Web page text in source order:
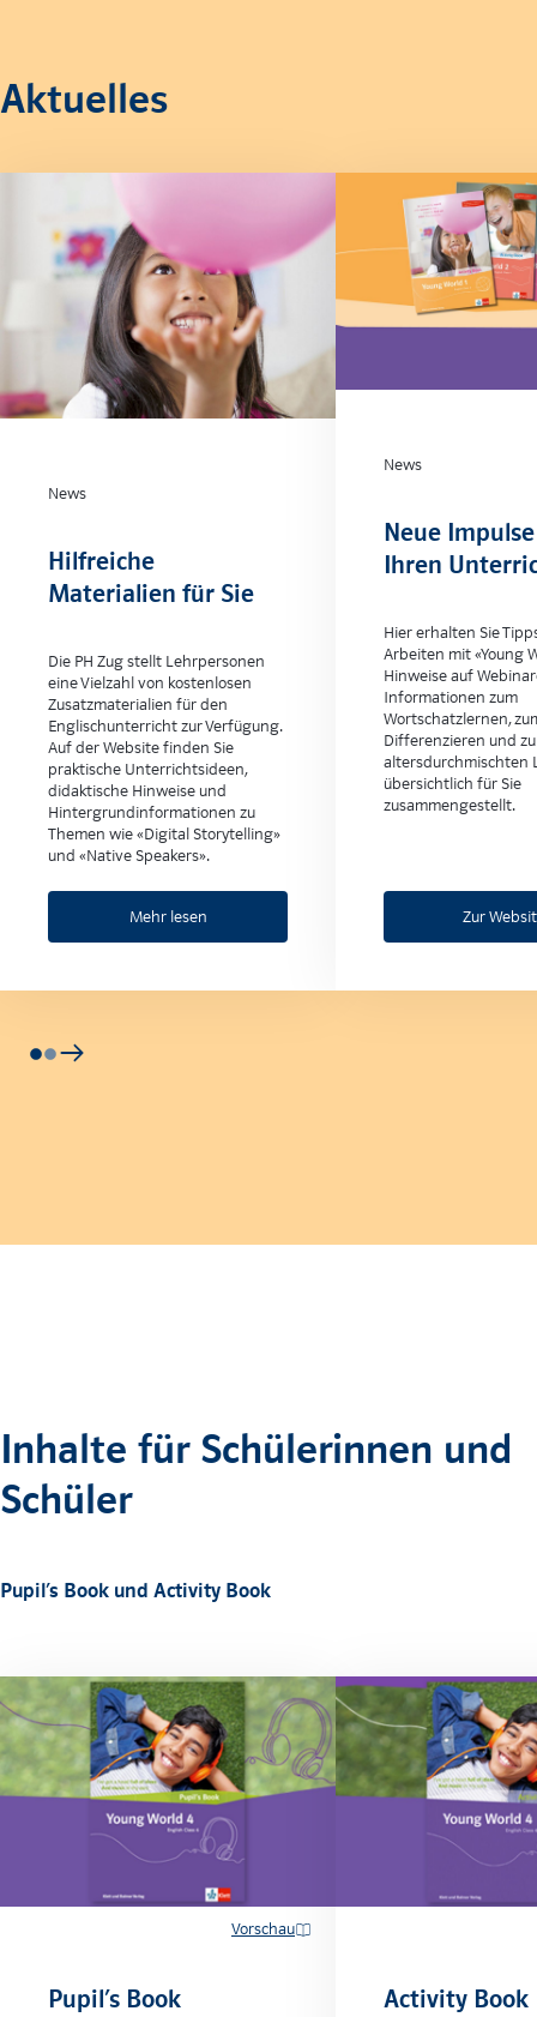
Aktuelles
News
Hilfreiche
Materialien für Sie
Die PH Zug stellt Lehrpersonen
eine Vielzahl von kostenlosen
Zusatzmaterialien für den
Englischunterricht zur Verfügung.
Auf der Website finden Sie
praktische Unterrichtsideen,
didaktische Hinweise und
Hintergrundinformationen zu
Themen wie «Digital Storytelling»
und «Native Speakers».
Mehr lesen
News
Neue
Ihren
Hier erhalten Sie
Arbeiten mit «Young
Hinweise auf
Informationen zum
Wortschatzlernen,
Differenzieren und
altersdurchmischten
übersichtlich für Sie
zusammengestellt.
Zur
Inhalte für Schülerinnen und
Schüler
Pupil’s Book und Activity Book
Vorschau
Pupil’s Book Activity Book